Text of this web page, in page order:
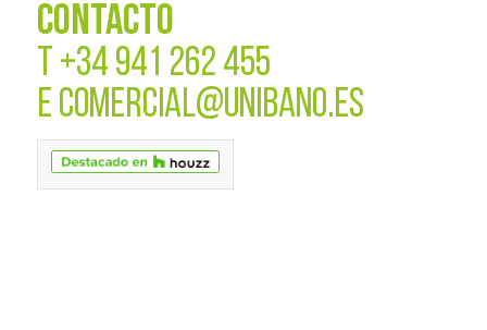
CONTACTO
T +34 941 262 455
E COMERCIAL@UNIBANO.ES